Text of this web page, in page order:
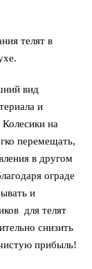
телят в
вид
и
на
перемещать,
в другом
ограде
и
для телят
снизить
прибыль!